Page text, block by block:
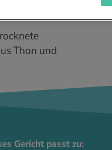
Thon und
Gericht passt zu: